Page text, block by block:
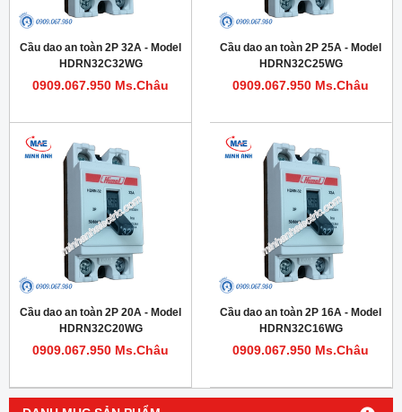
Cầu dao an toàn 2P 32A - Model
HDRN32C32WG
0909.067.950 Ms.Châu
Cầu dao an toàn 2P 25A - Model
HDRN32C25WG
0909.067.950 Ms.Châu
Cầu dao an toàn 2P 20A - Model
HDRN32C20WG
0909.067.950 Ms.Châu
Cầu dao an toàn 2P 16A - Model
HDRN32C16WG
0909.067.950 Ms.Châu